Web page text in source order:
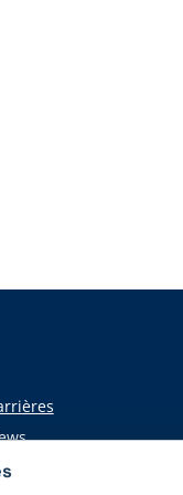
pour la presse